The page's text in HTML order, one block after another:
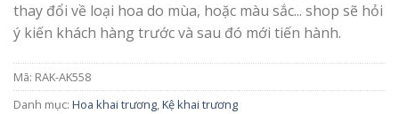
thay đổi về loại hoa do mùa, hoặc màu sắc... shop sẽ hỏi
ý kiến khách hàng trước và sau đó mới tiến hành.
Mã: RAK-AK558
Danh mục: Hoa khai trương,Kệ khai trương